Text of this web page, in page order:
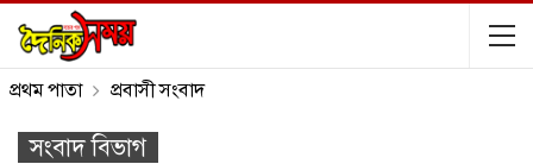
প্রথম পাতা প্রবাসী সংবাদ
সংবাদ বিভাগ